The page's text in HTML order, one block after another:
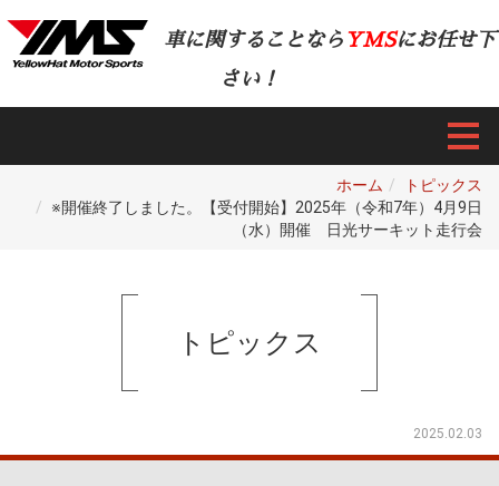
車に関することなら YMSにお任せ下
さい！
ホーム
トピックス
※開催終了しました。【受付開始】2025年（令和7年）4月9日
（水）開催 日光サーキット走行会
トピックス
2025.02.03